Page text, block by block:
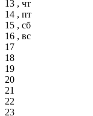
13 , чт
14 , пт
15 , сб
16 , вс
17
18
19
20
21
22
23